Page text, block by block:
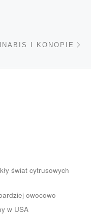
I KONOPIE
świat cytrusowych
owocowo
w USA